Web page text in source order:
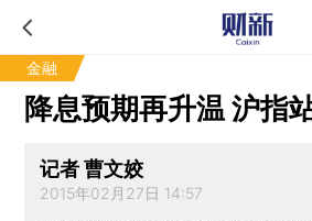
金融
降息预期再升温 沪指
记者 曹文姣
2015年02月27日 14:57